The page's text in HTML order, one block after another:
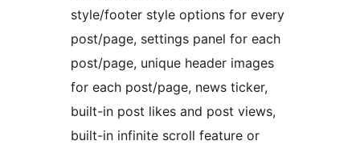
style/footer style options for every
post/page, settings panel for each
post/page, unique header images
for each post/page, news ticker,
built-in post likes and post views,
built-in infinite scroll feature or